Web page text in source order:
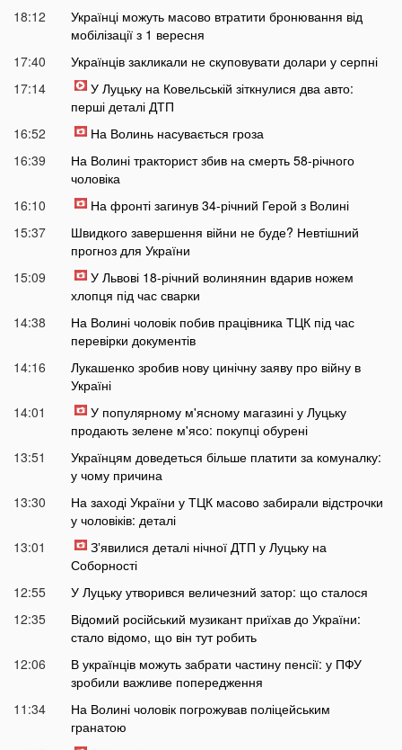
18:12
Українці можуть масово втратити бронювання від
мобілізації з 1 вересня
17:40
Українців закликали не скуповувати долари у серпні
17:14
У Луцьку на Ковельській зіткнулися два авто:
перші деталі ДТП
16:52
На Волинь насувається гроза
16:39
На Волині тракторист збив на смерть 58-річного
чоловіка
16:10
На фронті загинув 34-річний Герой з Волині
15:37
Швидкого завершення війни не буде? Невтішний
прогноз для України
15:09
У Львові 18-річний волинянин вдарив ножем
хлопця під час сварки
14:38
На Волині чоловік побив працівника ТЦК під час
перевірки документів
14:16
Лукашенко зробив нову цинічну заяву про війну в
Україні
14:01
У популярному м'ясному магазині у Луцьку
продають зелене м'ясо: покупці обурені
13:51
Українцям доведеться більше платити за комуналку:
у чому причина
13:30
На заході України у ТЦК масово забирали відстрочки
у чоловіків: деталі
13:01
Зʼявилися деталі нічної ДТП у Луцьку на
Соборності
12:55
У Луцьку утворився величезний затор: що сталося
12:35
Відомий російський музикант приїхав до України:
стало відомо, що він тут робить
12:06
В українців можуть забрати частину пенсії: у ПФУ
зробили важливе попередження
11:34
На Волині чоловік погрожував поліцейським
гранатою